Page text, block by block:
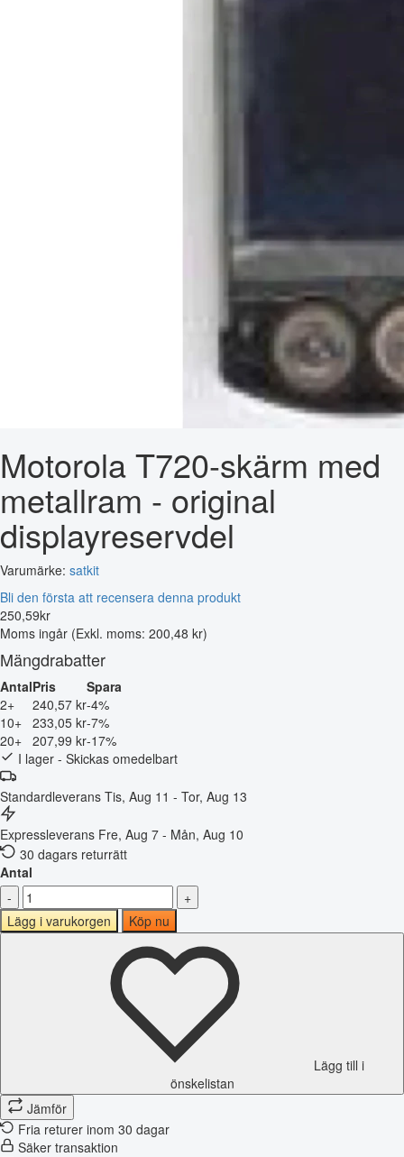
Motorola T720-skärm med
metallram - original
displayreservdel
Varumärke: satkit
Bli den första att recensera denna produkt
250,59kr
Moms ingår (Exkl. moms: 200,48 kr)
Mängdrabatter
AntalPris
Spara
2+
240,57 kr-4%
10+ 233,05 kr-7%
20+ 207,99 kr-17%
I lager - Skickas omedelbart
Standardleverans Tis, Aug 11 - Tor, Aug 13
Expressleverans Fre, Aug 7 - Mån, Aug 10
30 dagars returrätt
Antal
-
+
Lägg i varukorgen
Köp nu
Lägg till i
önskelistan
Jämför
Fria returer inom 30 dagar
Säker transaktion